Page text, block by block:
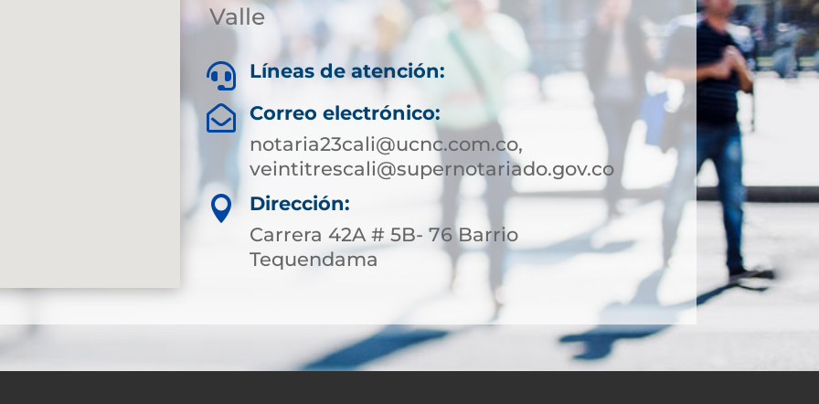
Valle
 Líneas de atención:

Correo electrónico:
notaria23cali@ucnc.com.co,
veintitrescali@supernotariado.gov.co

Dirección:
Carrera 42A # 5B- 76 Barrio
Tequendama